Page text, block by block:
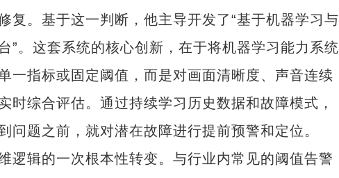
复。基于这一判断，他主导开发了“基于机器学习与
”。这套系统的核心创新，在于将机器学习能力系统
一指标或固定阈值，而是对画面清晰度、声音连续
综合评估。通过持续学习历史数据和故障模式，
题之前，就对潜在故障进行提前预警和定位。
辑的一次根本性转变。与行业内常见的阈值告警